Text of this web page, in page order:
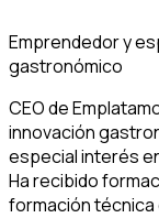
Emprendedor y
gastronómico
CEO de
innovación
especial interés
Ha recibido
formación técnica